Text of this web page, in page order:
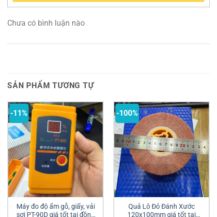
Chưa có bình luận nào
SẢN PHẨM TƯƠNG TỰ
-11%
Máy đo độ ẩm gỗ, giấy, vải
sợi PT-90D giá tốt tại đồng
-100%
Quả Lô Đỏ Đánh Xước
120x100mm giá tốt tại